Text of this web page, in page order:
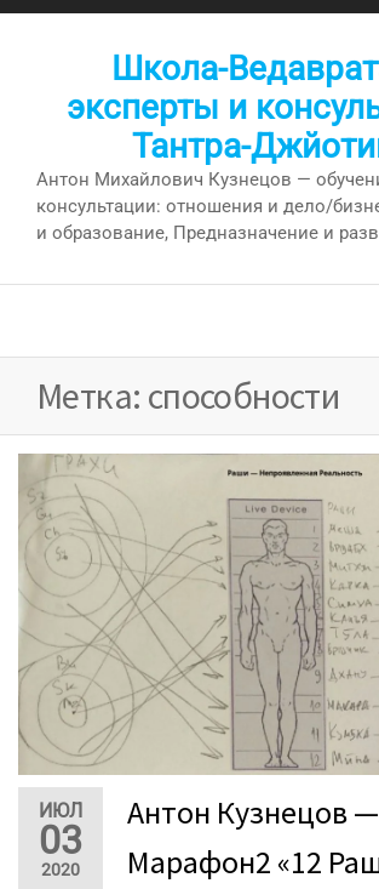
Перейти
Школа-
эксперты и
Тантра-
Антон Михайлович Кузнецов —
консультации: отношения и дело/
и образование, Предназначение и
Метка: способности
ИЮЛ
03
2020
Антон Кузнецов —
Марафон2 «12